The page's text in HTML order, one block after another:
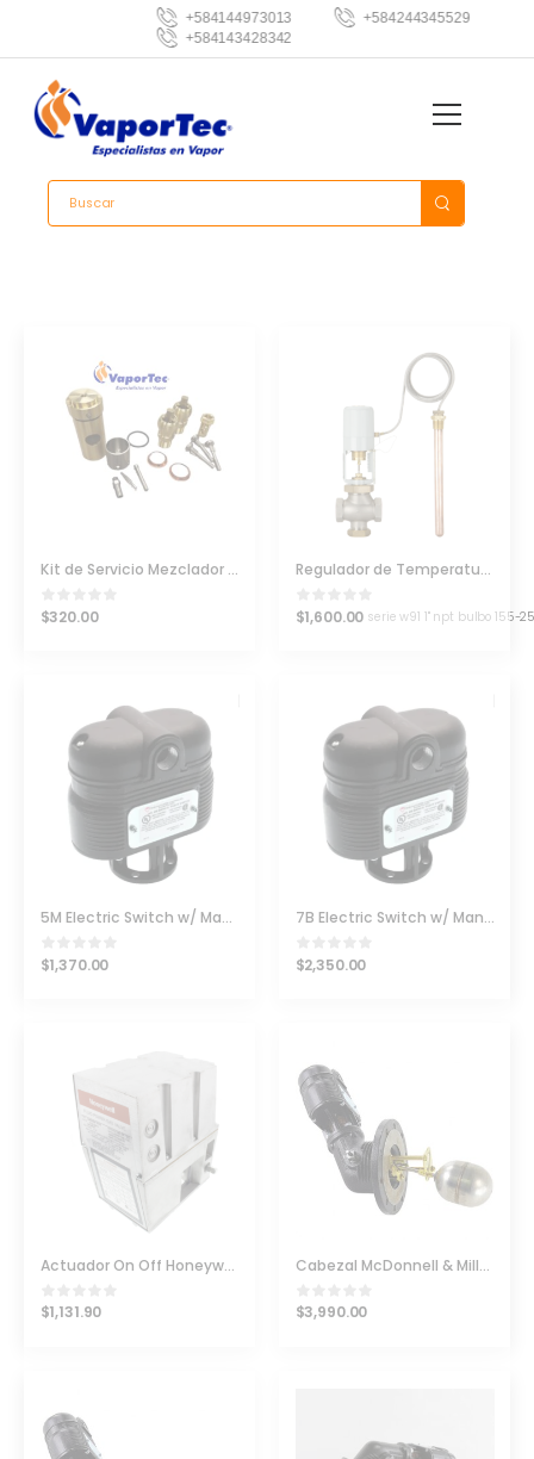
+584144973013
+584244345529
+584143428342
Kit de Servicio Mezclador Strahman Mod M5000
$320.00
Regulador de Temperatura Watson McDaniel Mod. W91
$1,600.00 serie w91 1" npt bulbo 155-
5M Electric Switch w/ Manual Reset Mcdonnell & Miller
$1,370.00
7B Electric Switch w/ Manual Reset Mcdonnell & Miller
$2,350.00
Actuador On Off Honeywell Mod V4055D1019
$1,131.90
Cabezal McDonnell & Miller 194-7B-HD
$3,990.00